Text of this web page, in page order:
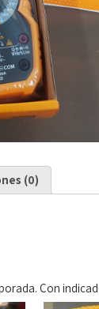
(0)
Con